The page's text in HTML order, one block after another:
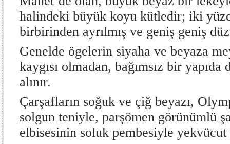
halindeki büyük koyu kütledir; iki
birbirinden ayrılmış ve geniş geniş
Genelde ögelerin siyaha ve beyaza
kaygısı olmadan, bağımsız bir
alınır.
Çarşafların soğuk ve çiğ beyazı,
solgun teniyle, parşömen görünümlü
elbisesinin soluk pembesiyle